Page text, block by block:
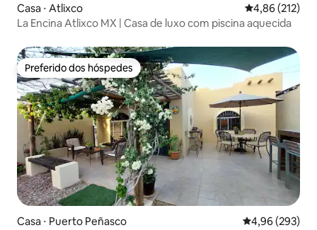
Casa ⋅ Atlixco 4,86 de uma
4,86 (212)
La Encina Atlixco MX | Casa de luxo com piscina aquecida
Preferido dos hóspedes
Preferido dos hóspedes
Casa ⋅ Puerto Peñasco 4,96 de uma
4,96 (293)